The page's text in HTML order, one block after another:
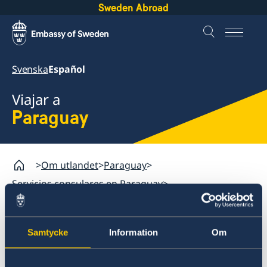
Samtycke Information Om
Sweden Abroad
SvenskaEspañol
Viajar a
Paraguay
Om utlandet Paraguay
Servicios consulares en Paraguay
Aranceles en Paraguay
Paraguay